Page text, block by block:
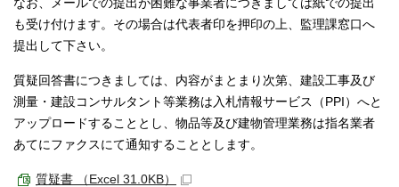
なお、メールでの提出が困難な事業者につきましては紙での提出
も受け付けます。その場合は代表者印を押印の上、監理課窓口へ
提出して下さい。
質疑回答書につきましては、内容がまとまり次第、建設工事及び
測量・建設コンサルタント等業務は入札情報サービス（PPI）へと
アップロードすることとし、物品等及び建物管理業務は指名業者
あてにファクスにて通知することとします。
質疑書 （Excel 31.0KB）